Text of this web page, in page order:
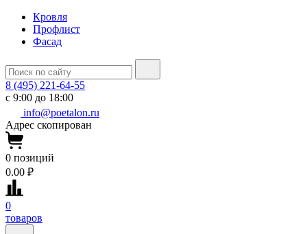
Кровля
Профлист
Фасад
8 (495) 221-64-55
с 9:00 до 18:00
info@poetalon.ru
Адрес скопирован
0 позиций
0.00 ₽
0
товаров